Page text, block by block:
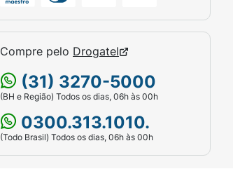
Compre pelo Drogatel
(31) 3270-5000
(BH e Região) Todos os dias, 06h às 00h
0300.313.1010.
(Todo Brasil) Todos os dias, 06h às 00h